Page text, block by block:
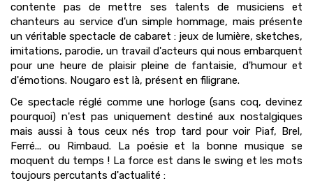
contente pas de mettre ses talents de musiciens et
chanteurs au service d'un simple hommage, mais présente
un véritable spectacle de cabaret : jeux de lumière, sketches,
imitations, parodie, un travail d'acteurs qui nous embarquent
pour une heure de plaisir pleine de fantaisie, d'humour et
d'émotions. Nougaro est là, présent en filigrane.
Ce spectacle réglé comme une horloge (sans coq, devinez
pourquoi) n'est pas uniquement destiné aux nostalgiques
mais aussi à tous ceux nés trop tard pour voir Piaf, Brel,
Ferré... ou Rimbaud. La poésie et la bonne musique se
moquent du temps ! La force est dans le swing et les mots
toujours percutants d'actualité :